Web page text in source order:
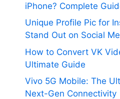
iPhone? Complete
Unique Profile Pic for
Stand Out on Social
How to Convert VK
Ultimate Guide
Vivo 5G Mobile: The
Next-Gen Connectivity